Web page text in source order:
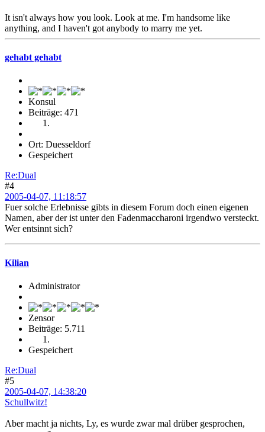
It isn't always how you look. Look at me. I'm handsome like
anything, and I haven't got anybody to marry me yet.
gehabt gehabt
Konsul
Beiträge: 471
Ort: Duesseldorf
Gespeichert
Re:Dual
#4
2005-04-07, 11:18:57
Fuer solche Erlebnisse gibts in diesem Forum doch einen eigenen
Namen, aber der ist unter den Fadenmaccharoni irgendwo versteckt.
Wer entsinnt sich?
Kilian
Administrator
Zensor
Beiträge: 5.711
Gespeichert
Re:Dual
#5
2005-04-07, 14:38:20
Schullwitz!
Aber macht ja nichts, Ly, es wurde zwar mal drüber gesprochen,